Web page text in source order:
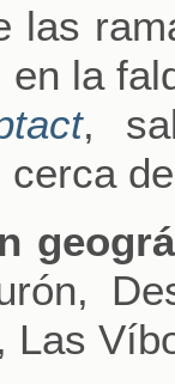
las
en la
,
cerca
Las